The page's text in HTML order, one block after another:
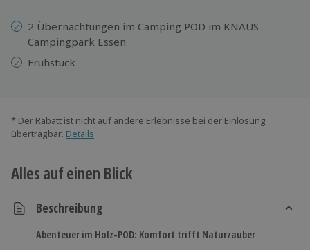
2 Übernachtungen im Camping POD im KNAUS
Campingpark Essen
Frühstück
* Der Rabatt ist nicht auf andere Erlebnisse bei der Einlösung
übertragbar. Details
Alles auf einen Blick
Beschreibung
Abenteuer im Holz-POD: Komfort trifft Naturzauber